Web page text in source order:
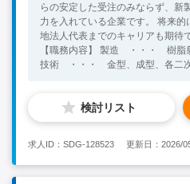
らの安定した受注のみならず、新
力を入れている企業です。 将来
地法人代表までのキャリアも期待
【職務内容】 製造 ・・・ 樹脂
技術 ・・・ 金型、成型、各二
む） ・メンバーの管理 ・成形工
設定変更、金型交換 ・品質管理
【必須要件】 ・高校卒業以上（
問です。 【歓迎条件】 ・2級以上の射出成形資格をお持ちの方
・工場の管理経験をお持ちの方
検討リスト
求人ID：SDG-128523 更新日：2026/